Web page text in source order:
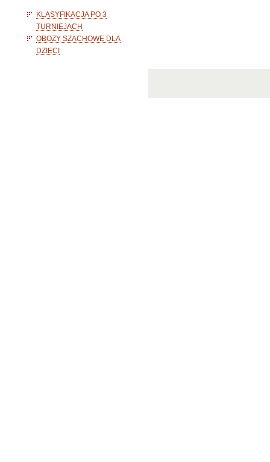
KLASYFIKACJA PO 3
TURNIEJACH
OBOZY SZACHOWE DLA
DZIECI